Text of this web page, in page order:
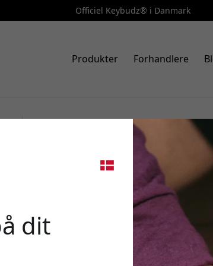
Officiel Keybudz® i Danmark
Produkter Forhandlere
Varenr.: APP3_S10_NYL
KeyBudz Jelly Series
3. generation med
dit
Brug